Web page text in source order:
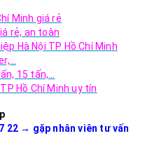
Minh giá rẻ
rẻ, an toàn
Hà Nội TP Hồ Chí Minh
15 tấn,…
Hồ Chí Minh uy tín
22 → gặp nhân viên tư vấn